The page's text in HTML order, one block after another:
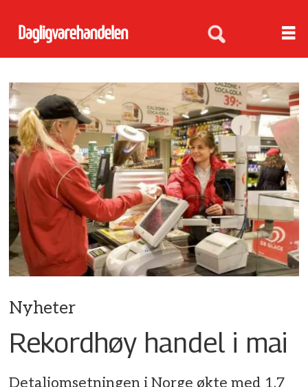
Nyheter
Rekordhøy handel i mai
Detaljomsetningen i Norge økte med 1,7